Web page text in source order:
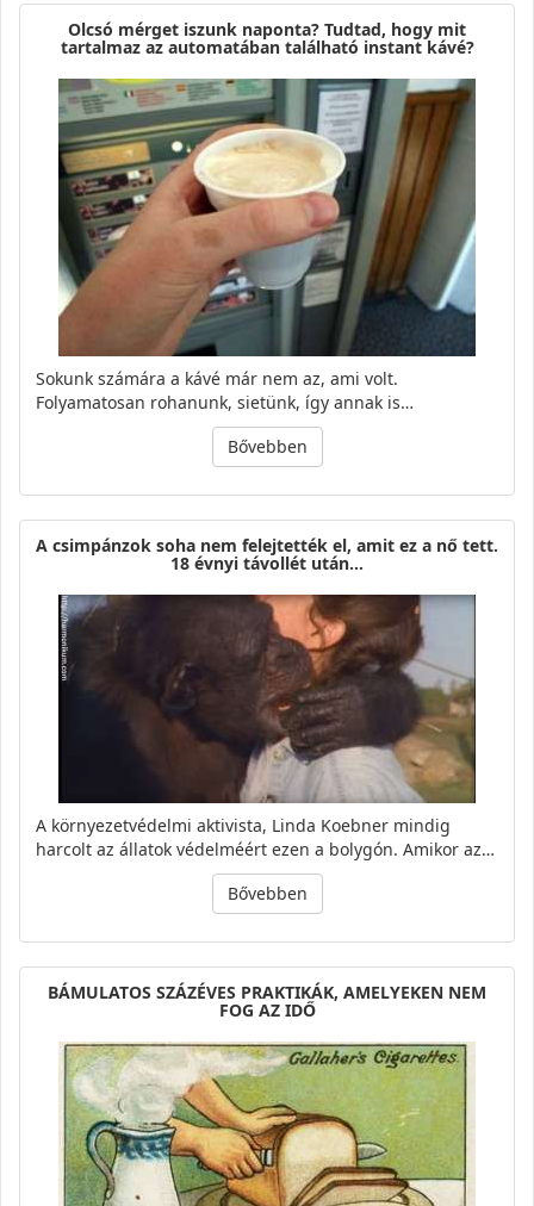
Olcsó mérget iszunk naponta? Tudtad, hogy mit
tartalmaz az automatában található instant kávé?
Sokunk számára a kávé már nem az, ami volt.
Folyamatosan rohanunk, sietünk, így annak is…
Bővebben
A csimpánzok soha nem felejtették el, amit ez a nő tett.
18 évnyi távollét után…
A környezetvédelmi aktivista, Linda Koebner mindig
harcolt az állatok védelméért ezen a bolygón. Amikor az…
Bővebben
BÁMULATOS SZÁZÉVES PRAKTIKÁK, AMELYEKEN NEM
FOG AZ IDŐ